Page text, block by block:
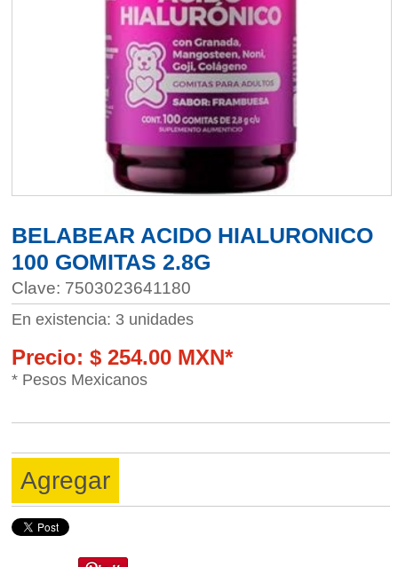
BELABEAR ACIDO HIALURONICO
100 GOMITAS 2.8G
Clave: 7503023641180
En existencia: 3 unidades
Precio: $ 254.00 MXN*
* Pesos Mexicanos
Agregar